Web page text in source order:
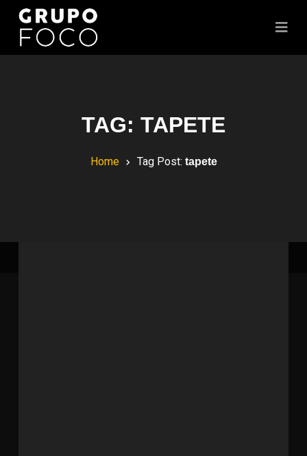
TAG: TAPETE
Home Tag Post: tapete